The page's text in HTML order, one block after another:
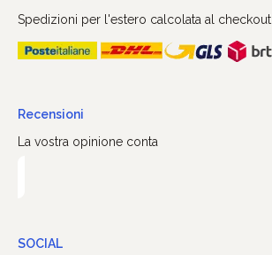
Spedizioni per l'estero calcolata al checkout
Recensioni
La vostra opinione conta
SOCIAL